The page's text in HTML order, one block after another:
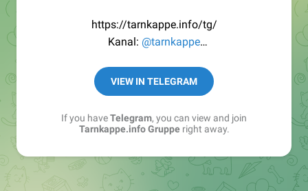
https://tarnkappe.info/tg/
Kanal: @tarnkappe
Best of:@bestoftarnkappe
Kochen: https://t.me/+WSW5F1VcmhliMjk6
VIEW IN TELEGRAM
If you haveTelegram, you can view and join
Tarnkappe.info Grupperight away.